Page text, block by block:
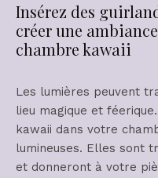
Insérez des
créer une
chambre kawaii
Les lumières peuvent
lieu magique et
kawaii dans votre
lumineuses. Elles sont
et donneront à votre